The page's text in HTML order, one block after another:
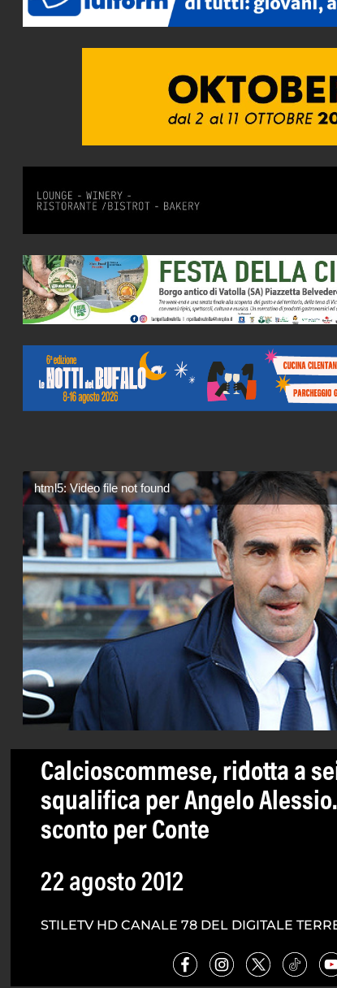
html5: Video file not found
Calcioscommese, ridotta a
squalifica per Angelo
sconto per Conte
22 agosto 2012
STILETV HD CANALE 78 DEL DIGITALE